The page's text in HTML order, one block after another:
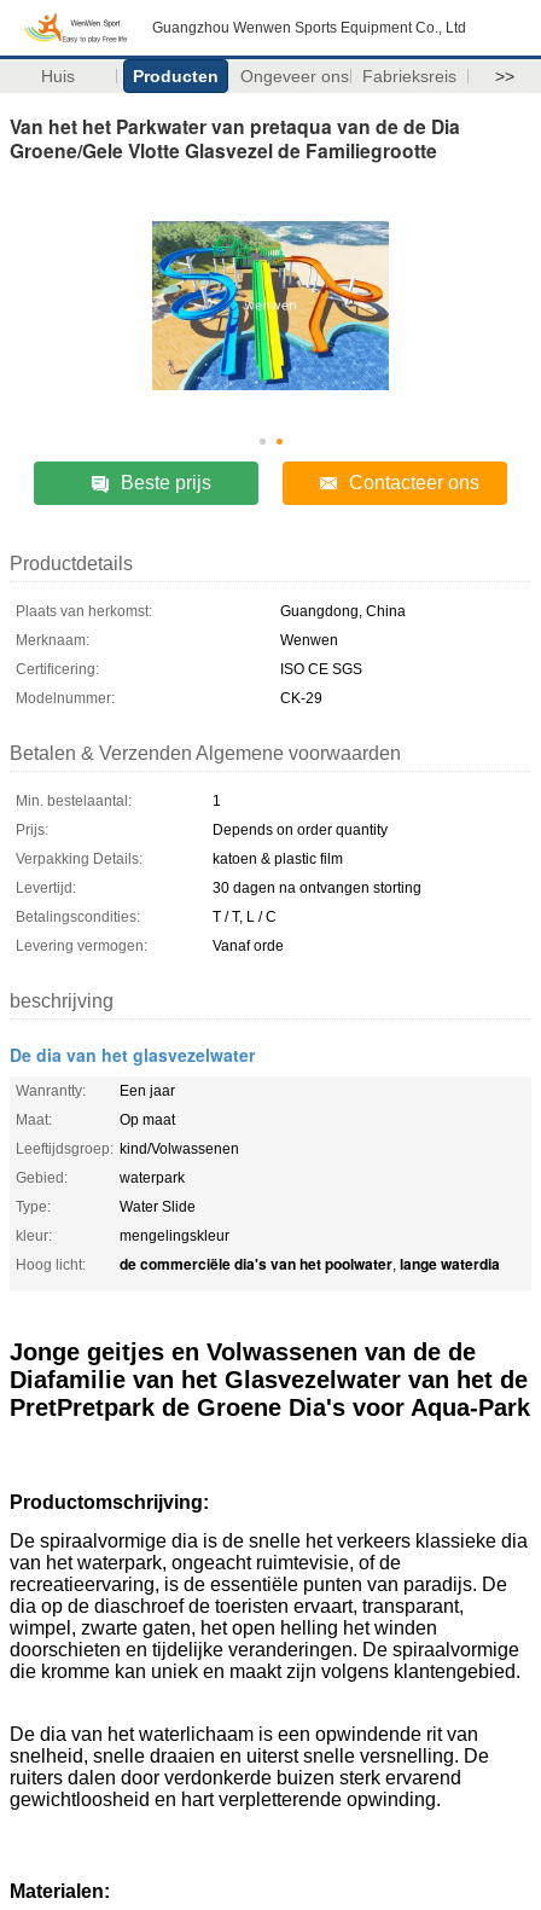
Guangzhou Wenwen Sports Equipment Co., Ltd
Huis Producten Ongeveer ons Fabrieksreis >>
Van het het Parkwater van pretaqua van de de Dia
Groene/Gele Vlotte Glasvezel de Familiegrootte
Beste prijs Contacteer ons
Productdetails
Plaats van herkomst:
Guangdong, China
Merknaam:
Wenwen
Certificering:
ISO CE SGS
Modelnummer:
CK-29
Betalen & Verzenden Algemene voorwaarden
Min. bestelaantal:
1
Prijs:
Depends on order quantity
Verpakking Details:
katoen & plastic film
Levertijd:
30 dagen na ontvangen storting
Betalingscondities:
T / T, L / C
Levering vermogen:
Vanaf orde
beschrijving
De dia van het glasvezelwater
Wanrantty:
Een jaar
Maat:
Op maat
Leeftijdsgroep: kind/Volwassenen
Gebied:
waterpark
Type:
Water Slide
kleur:
mengelingskleur
Hoog licht:
de commerciële dia's van het poolwater, lange waterdia
Jonge geitjes en Volwassenen van de de
Diafamilie van het Glasvezelwater van het de
PretPretpark de Groene Dia's voor Aqua-Park
Productomschrijving:
De spiraalvormige dia is de snelle het verkeers klassieke dia
van het waterpark, ongeacht ruimtevisie, of de
recreatieervaring, is de essentiële punten van paradijs. De
dia op de diaschroef de toeristen ervaart, transparant,
wimpel, zwarte gaten, het open helling het winden
doorschieten en tijdelijke veranderingen. De spiraalvormige
die kromme kan uniek en maakt zijn volgens klantengebied.
De dia van het waterlichaam is een opwindende rit van
snelheid, snelle draaien en uiterst snelle versnelling. De
ruiters dalen door verdonkerde buizen sterk ervarend
gewichtloosheid en hart verpletterende opwinding.
Materialen: